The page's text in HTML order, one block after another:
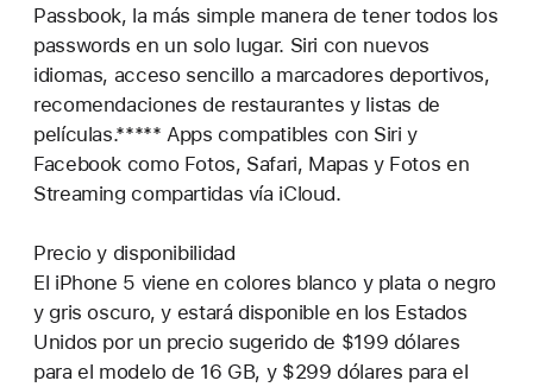
Passbook, la más simple manera de tener todos los
passwords en un solo lugar. Siri con nuevos
idiomas, acceso sencillo a marcadores deportivos,
recomendaciones de restaurantes y listas de
películas.***** Apps compatibles con Siri y
Facebook como Fotos, Safari, Mapas y Fotos en
Streaming compartidas vía iCloud.
Precio y disponibilidad
El iPhone 5 viene en colores blanco y plata o negro
y gris oscuro, y estará disponible en los Estados
Unidos por un precio sugerido de $199 dólares
para el modelo de 16 GB, y $299 dólares para el